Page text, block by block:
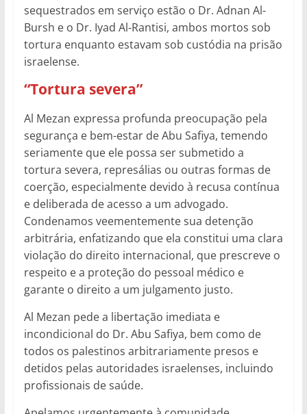
sequestrados em serviço estão o Dr. Adnan Al-
Bursh e o Dr. Iyad Al-Rantisi, ambos mortos sob
tortura enquanto estavam sob custódia na prisão
israelense.
“Tortura severa”
Al Mezan expressa profunda preocupação pela
segurança e bem-estar de Abu Safiya, temendo
seriamente que ele possa ser submetido a
tortura severa, represálias ou outras formas de
coerção, especialmente devido à recusa contínua
e deliberada de acesso a um advogado.
Condenamos veementemente sua detenção
arbitrária, enfatizando que ela constitui uma clara
violação do direito internacional, que prescreve o
respeito e a proteção do pessoal médico e
garante o direito a um julgamento justo.
Al Mezan pede a libertação imediata e
incondicional do Dr. Abu Safiya, bem como de
todos os palestinos arbitrariamente presos e
detidos pelas autoridades israelenses, incluindo
profissionais de saúde.